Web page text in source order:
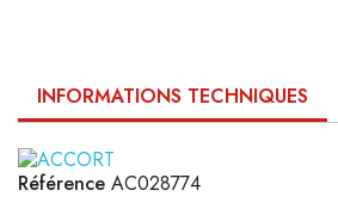
INFORMATIONS TECHNIQUES
Référence AC028774